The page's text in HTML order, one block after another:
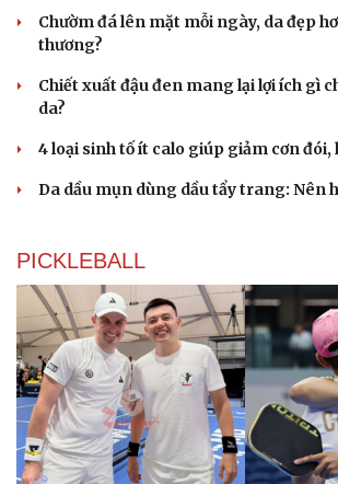
Du lịch
Tư vấn
Săn Tour
check-in
Podcast
Câu
Đọc
Cửa sổ
Kể
Hạt
Chườm đá lên mặt mỗi ngày, da đẹp
thương?
Chiết xuất đậu đen mang lại lợi ích gì
da?
4 loại sinh tố ít calo giúp giảm cơn đói,
Da dầu mụn dùng dầu tẩy trang: Nên
PICKLEBALL